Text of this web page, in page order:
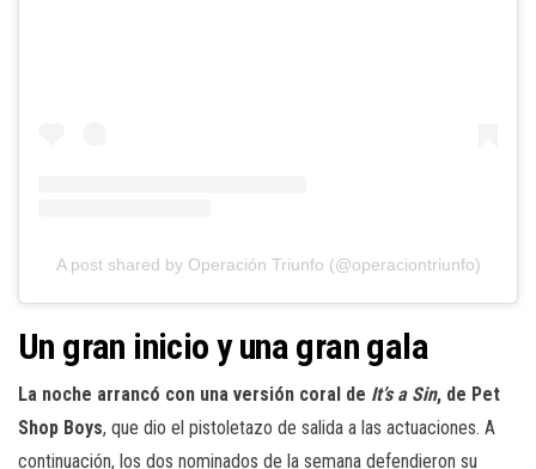
A post shared by Operación Triunfo (@operaciontriunfo)
Un gran inicio y una gran gala
La noche arrancó con una versión coral de It’s a Sin, de Pet
Shop Boys, que dio el pistoletazo de salida a las actuaciones. A
continuación, los dos nominados de la semana defendieron su